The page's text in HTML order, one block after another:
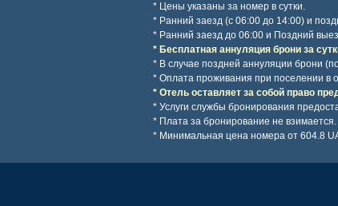
* Цены указаны за номер в сутки.
* Ранний заезд (с 06:00 до 14:00) и
* Ранний заезд до 06:00 и Поздний
* Бесплатная аннуляция брони за
* В случае поздней аннуляции брони
* Оплата проживания при поселении в
* Отель оставляет за собой право
* Услуги службы бронирования
* Плата за бронирование не взимается.
* Минимальная цена номера от 604.8